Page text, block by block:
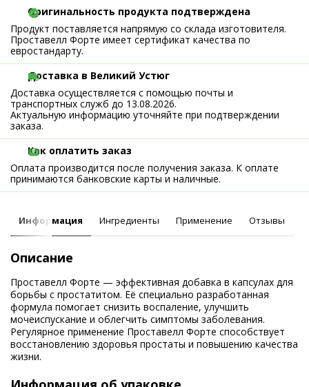
Оригинальность продукта подтверждена
Продукт поставляется напрямую со склада изготовителя.
Проставелл Форте имеет сертификат качества по
евростандарту.
Доставка в Великий Устюг
Доставка осуществляется с помощью почты и
транспортных служб до 13.08.2026.
Актуальную информацию уточняйте при подтверждении
заказа.
Как оплатить заказ
Оплата производится после получения заказа. К оплате
принимаются банковские карты и наличные.
Информация Ингредиенты Применение Отзывы
Описание
Проставелл Форте — эффективная добавка в капсулах для
борьбы с простатитом. Её специально разработанная
формула помогает снизить воспаление, улучшить
мочеиспускание и облегчить симптомы заболевания.
Регулярное применение Проставелл Форте способствует
восстановлению здоровья простаты и повышению качества
жизни.